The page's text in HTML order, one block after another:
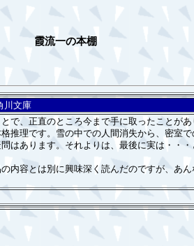
霞流一の本棚
川文庫
、正直のところ今まで手に取ったことが
推理です。雪の中での人間消失から、密室
はあります。それよりは、最後に実は・・
容とは別に興味深く読んだのですが、あ